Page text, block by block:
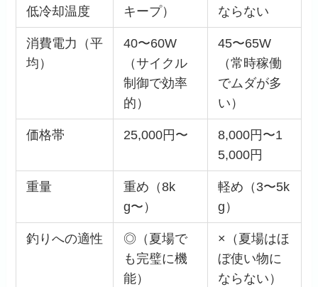
低冷却温度
キープ）
ならない
消費電力（平
均）
40〜60W
（サイクル
制御で効率
的）
45〜65W
（常時稼働
でムダが多
い）
価格帯 25,000円〜
8,000円〜1
5,000円
重量
重め（8k
g〜）
軽め（3〜5k
g）
釣りへの適性
◎（夏場で
も完璧に機
能）
×（夏場はほ
ぼ使い物に
ならない）